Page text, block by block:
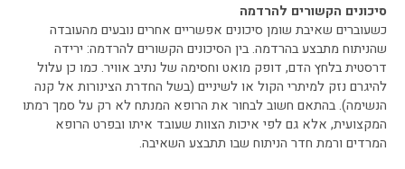
סיכונים הקשורים להרדמה
כשעוברים שאיבת שומן סיכונים אפשריים אחרים נובעים מהעובדה
שהניתוח מתבצע בהרדמה. בין הסיכונים הקשורים להרדמה: ירידה
דרסטית בלחץ הדם, דופק מואט וחסימה של נתיב אוויר. כמו כן עלול
להיגרם נזק למיתרי הקול או לשיניים (בשל החדרת הצינורות אל קנה
הנשימה). בהתאם חשוב לבחור את הרופא המנתח לא רק על סמך רמתו
המקצועית, אלא גם לפי איכות הצוות שעובד איתו ובפרט הרופא
המרדים ורמת חדר הניתוח שבו תתבצע השאיבה.